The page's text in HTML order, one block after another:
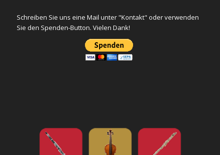
Schreiben Sie uns eine Mail unter "Kontakt" oder verwenden
Sie den Spenden-Button. Vielen Dank!